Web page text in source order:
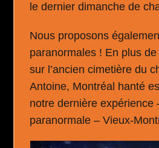
le dernier dimanche de
Nous proposons
paranormales ! En plus
sur l’ancien cimetière du
Antoine, Montréal hanté
notre dernière expérience
paranormale – Vieux-